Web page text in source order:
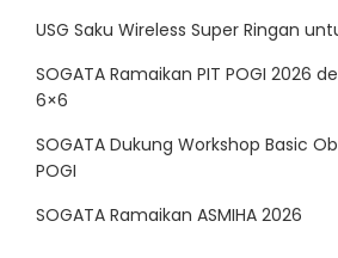
USG Saku Wireless Super Ringan
SOGATA Ramaikan PIT POGI 2026
6×6
SOGATA Dukung Workshop Basic
POGI
SOGATA Ramaikan ASMIHA 2026